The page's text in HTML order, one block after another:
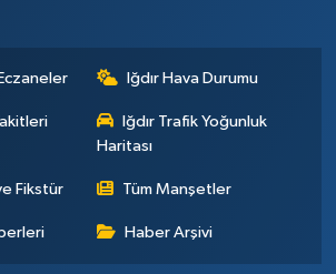
Iğdır Hava Durumu
Iğdır Trafik Yoğunluk
Haritası
Fikstür Tüm Manşetler
Haber Arşivi